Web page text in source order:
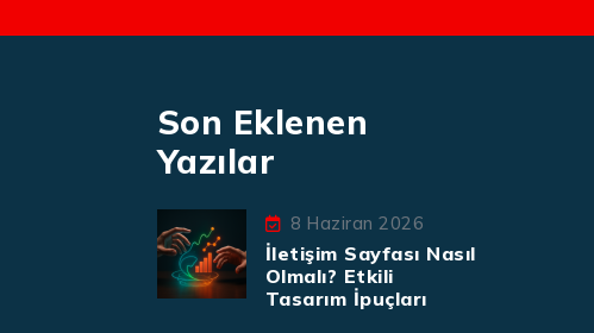
Son Eklenen
Yazılar
8 Haziran 2026
İletişim Sayfası Nasıl
Olmalı? Etkili
Tasarım İpuçları